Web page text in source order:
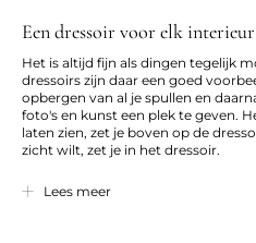
Een dressoir voor elk interieur
Het is altijd fijn als dingen tegelijk
dressoirs zijn daar een goed
opbergen van al je spullen en
foto's en kunst een plek te geven.
laten zien, zet je boven op de
zicht wilt, zet je in het dressoir.
Je kunt onze dressoirs voor van
Lees meer